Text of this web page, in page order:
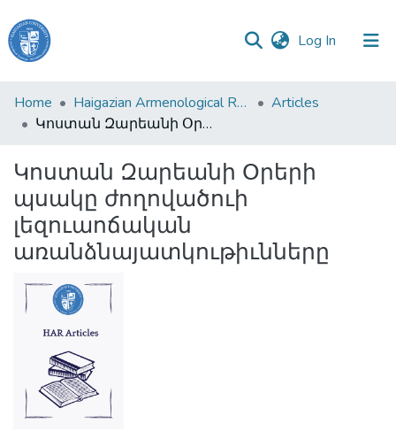
Log In (current)
Haigazian
University
&
Collections
All of DSpace
Home Haigazian Armenological Review
Articles
Կոստան Զարեանի Օրերի պսակը ժողովածուի լեզուաոճական առանձնայատկութիւնները
Կոստան Զարեանի Օրերի
պսակը ժողովածուի
լեզուաոճական
առանձնայատկութիւնները